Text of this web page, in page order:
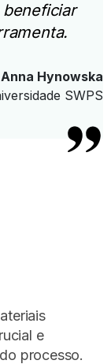
Anna Hynowska
SWPS
e
processo.